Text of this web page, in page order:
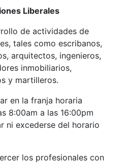
Liberales
de actividades de
tales como escribanos,
arquitectos, ingenieros,
inmobiliarios,
y martilleros.
en la franja horaria
8:00am a las 16:00pm
ni excederse del horario
los profesionales con